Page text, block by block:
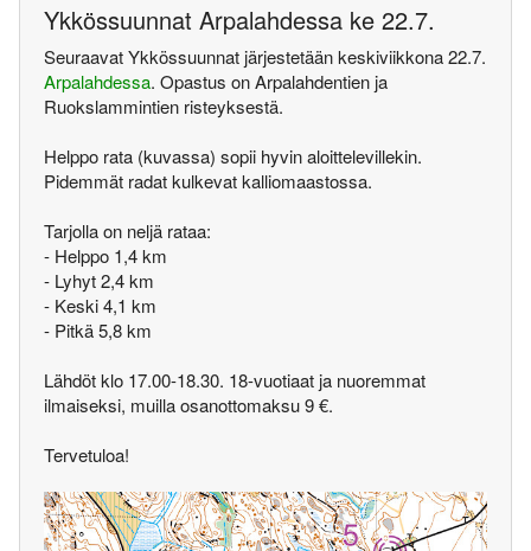
Ykkössuunnat Arpalahdessa ke 22.7.
Seuraavat Ykkössuunnat järjestetään keskiviikkona 22.7.
Arpalahdessa. Opastus on Arpalahdentien ja
Ruokslammintien risteyksestä.
Helppo rata (kuvassa) sopii hyvin aloittelevillekin.
Pidemmät radat kulkevat kalliomaastossa.
Tarjolla on neljä rataa:
- Helppo 1,4 km
- Lyhyt 2,4 km
- Keski 4,1 km
- Pitkä 5,8 km
Lähdöt klo 17.00-18.30. 18-vuotiaat ja nuoremmat
ilmaiseksi, muilla osanottomaksu 9 €.
Tervetuloa!